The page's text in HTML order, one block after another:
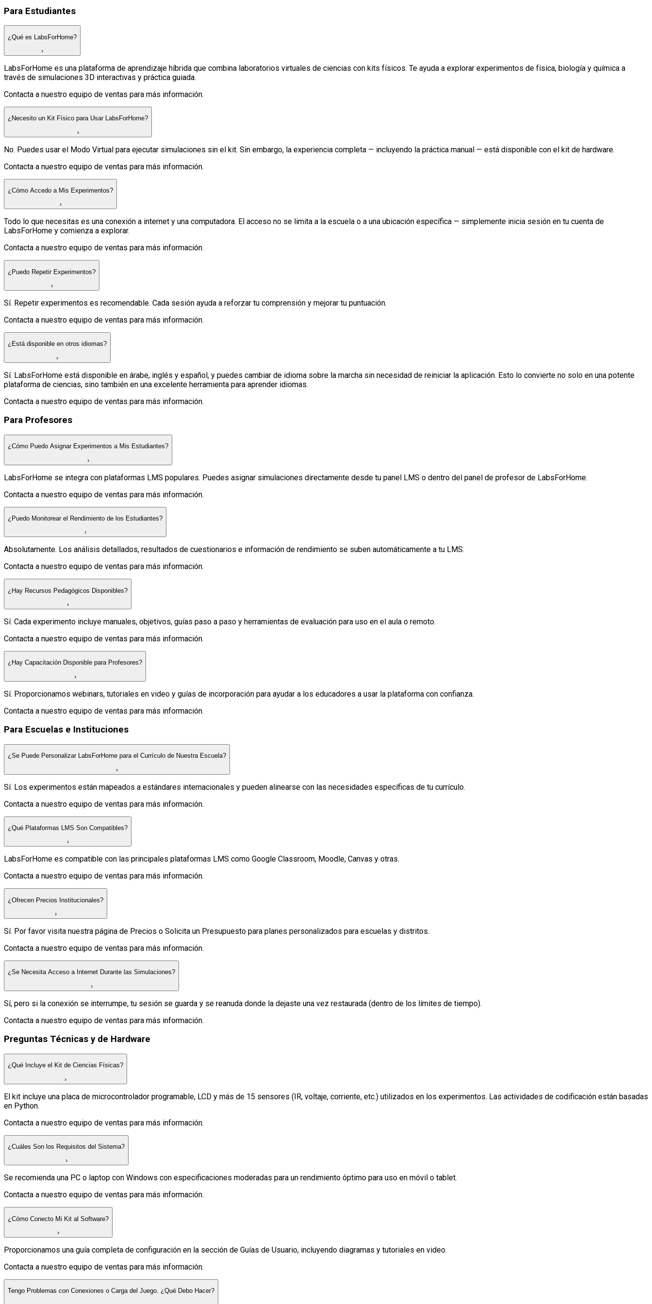
Para Estudiantes
¿Qué es LabsForHome?
›
LabsForHome es una plataforma de aprendizaje híbrida que combina laboratorios virtuales de ciencias con kits físicos. Te ayuda a explorar experimentos de física, biología y química a
través de simulaciones 3D interactivas y práctica guiada.
Contacta a nuestro equipo de ventas para más información.
¿Necesito un Kit Físico para Usar LabsForHome?
›
No. Puedes usar el Modo Virtual para ejecutar simulaciones sin el kit. Sin embargo, la experiencia completa — incluyendo la práctica manual — está disponible con el kit de hardware.
Contacta a nuestro equipo de ventas para más información.
¿Cómo Accedo a Mis Experimentos?
›
Todo lo que necesitas es una conexión a internet y una computadora. El acceso no se limita a la escuela o a una ubicación específica — simplemente inicia sesión en tu cuenta de
LabsForHome y comienza a explorar.
Contacta a nuestro equipo de ventas para más información.
¿Puedo Repetir Experimentos?
›
Sí. Repetir experimentos es recomendable. Cada sesión ayuda a reforzar tu comprensión y mejorar tu puntuación.
Contacta a nuestro equipo de ventas para más información.
¿Está disponible en otros idiomas?
›
Sí. LabsForHome está disponible en árabe, inglés y español, y puedes cambiar de idioma sobre la marcha sin necesidad de reiniciar la aplicación. Esto lo convierte no solo en una potente
plataforma de ciencias, sino también en una excelente herramienta para aprender idiomas.
Contacta a nuestro equipo de ventas para más información.
Para Profesores
¿Cómo Puedo Asignar Experimentos a Mis Estudiantes?
›
LabsForHome se integra con plataformas LMS populares. Puedes asignar simulaciones directamente desde tu panel LMS o dentro del panel de profesor de LabsForHome.
Contacta a nuestro equipo de ventas para más información.
¿Puedo Monitorear el Rendimiento de los Estudiantes?
›
Absolutamente. Los análisis detallados, resultados de cuestionarios e información de rendimiento se suben automáticamente a tu LMS.
Contacta a nuestro equipo de ventas para más información.
¿Hay Recursos Pedagógicos Disponibles?
›
Sí. Cada experimento incluye manuales, objetivos, guías paso a paso y herramientas de evaluación para uso en el aula o remoto.
Contacta a nuestro equipo de ventas para más información.
¿Hay Capacitación Disponible para Profesores?
›
Sí. Proporcionamos webinars, tutoriales en video y guías de incorporación para ayudar a los educadores a usar la plataforma con confianza.
Contacta a nuestro equipo de ventas para más información.
Para Escuelas e Instituciones
¿Se Puede Personalizar LabsForHome para el Currículo de Nuestra Escuela?
›
Sí. Los experimentos están mapeados a estándares internacionales y pueden alinearse con las necesidades específicas de tu currículo.
Contacta a nuestro equipo de ventas para más información.
¿Qué Plataformas LMS Son Compatibles?
›
LabsForHome es compatible con las principales plataformas LMS como Google Classroom, Moodle, Canvas y otras.
Contacta a nuestro equipo de ventas para más información.
¿Ofrecen Precios Institucionales?
›
Sí. Por favor visita nuestra página de Precios o Solicita un Presupuesto para planes personalizados para escuelas y distritos.
Contacta a nuestro equipo de ventas para más información.
¿Se Necesita Acceso a Internet Durante las Simulaciones?
›
Sí, pero si la conexión se interrumpe, tu sesión se guarda y se reanuda donde la dejaste una vez restaurada (dentro de los límites de tiempo).
Contacta a nuestro equipo de ventas para más información.
Preguntas Técnicas y de Hardware
¿Qué Incluye el Kit de Ciencias Físicas?
›
El kit incluye una placa de microcontrolador programable, LCD y más de 15 sensores (IR, voltaje, corriente, etc.) utilizados en los experimentos. Las actividades de codificación están basadas
en Python.
Contacta a nuestro equipo de ventas para más información.
¿Cuáles Son los Requisitos del Sistema?
›
Se recomienda una PC o laptop con Windows con especificaciones moderadas para un rendimiento óptimo para uso en móvil o tablet.
Contacta a nuestro equipo de ventas para más información.
¿Cómo Conecto Mi Kit al Software?
›
Proporcionamos una guía completa de configuración en la sección de Guías de Usuario, incluyendo diagramas y tutoriales en video.
Contacta a nuestro equipo de ventas para más información.
Tengo Problemas con Conexiones o Carga del Juego. ¿Qué Debo Hacer?